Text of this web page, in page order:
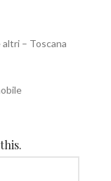
– Toscana